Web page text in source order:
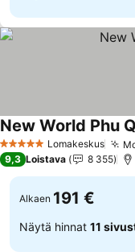
5 TähtiluokitusLomakeskus
New World Phu
9,3 Loistava 8 355
Alkaen 191 €
Näytä hinnat 11